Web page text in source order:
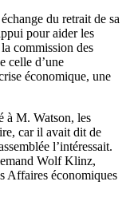
du retrait de sa
pour aider les
commission des
celle d’une
économique, une
à M. Watson, les
car il avait dit de
l’intéressait.
Wolf Klinz,
Affaires économiques